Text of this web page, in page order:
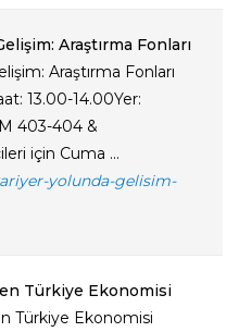
Araştırma Fonları
Araştırma Fonları
13.00-14.00Yer:
403-404 &
için Cuma ...
yolunda-gelisim-
Türkiye Ekonomisi
Türkiye Ekonomisi